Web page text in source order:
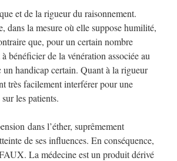
et de la rigueur du raisonnement.
dans la mesure où elle suppose humilité,
que, pour un certain nombre
bénéficier de la vénération associée au
handicap certain. Quant à la rigueur
très facilement interférer pour une
les patients.
dans l’éther, suprêmement
de ses influences. En conséquence,
La médecine est un produit dérivé